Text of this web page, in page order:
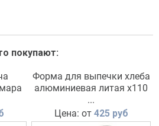
покупают:
Форма для выпечки хлеба
алюминиевая литая х110
ТМ Кукмара
...
Цена: от 425 руб